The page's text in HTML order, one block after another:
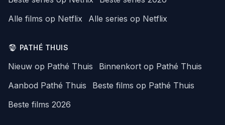
Alle films op Netflix
Alle series op Netflix
PATHÉ THUIS
Nieuw op Pathé Thuis
Binnenkort op Pathé Thuis
Aanbod Pathé Thuis
Beste films op Pathé Thuis
Beste films 2026